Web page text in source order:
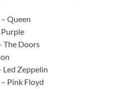
Queen
Purple
The Doors
Led Zeppelin
– Pink Floyd